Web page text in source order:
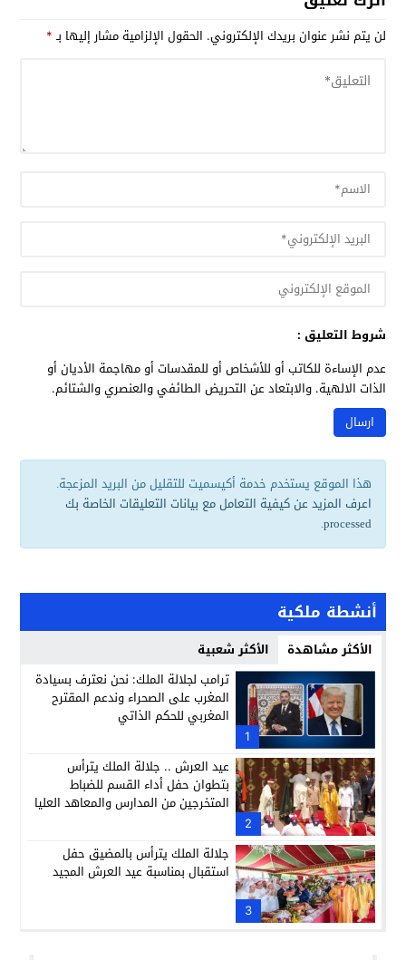
لن يتم نشر عنوان بريدك الإلكتروني. الحقول الإلزامية مشار إليها بـ*
شروط التعليق :
عدم الإساءة للكاتب أو للأشخاص أو للمقدسات أو مهاجمة الأديان أو
الذات الالهية. والابتعاد عن التحريض الطائفي والعنصري والشتائم.
هذا الموقع يستخدم خدمة أكيسميت للتقليل من البريد المزعجة.
اعرف المزيد عن كيفية التعامل مع بيانات التعليقات الخاصة بك
processed
.
أنشطة ملكية
الأكثر مشاهدة الأكثر شعبية
1
ترامب لجلالة الملك: نحن نعترف بسيادة
المغرب على الصحراء وندعم المقترح
المغربي للحكم الذاتي
2
عيد العرش .. جلالة الملك يترأس
بتطوان حفل أداء القسم للضباط
المتخرجين من المدارس والمعاهد العليا
3
جلالة الملك يترأس بالمضيق حفل
استقبال بمناسبة عيد العرش المجيد